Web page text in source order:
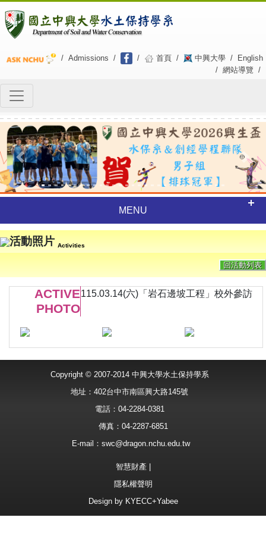
/ Admissions / / 首頁 / 中興大學 /
English
/ 網站導覽 /
Previous Next
MENU
活動照片 Activities
回活動列表
ACTIVE
PHOTO
115.03.14(六)「岩石邊坡工程」校外參訪
Copyright © 2007-2014 中興大學水土保持學系
地址：402台中市南區興大路145號
電話：04-2284-0381
傳真：04-2287-6851
E-mail： swc@dragon.nchu.edu.tw
智慧財產
隱私權聲明
Design by KYECC+Yabee